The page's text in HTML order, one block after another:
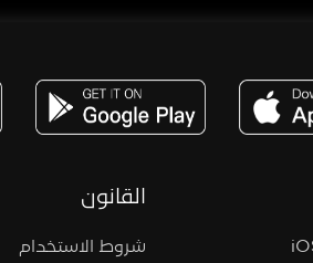
القانون
شروط الاستخدام